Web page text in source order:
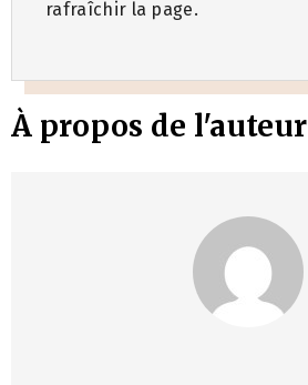
rafraîchir la page.
À propos de l'auteur